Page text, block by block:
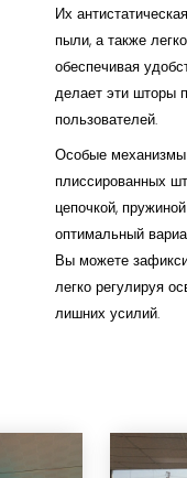
Их
пыли, а также
обеспечивая
делает эти шторы
пользователей.
Особые механизмы
плиссированных
цепочкой,
оптимальный
Вы можете
легко регулируя
лишних усилий.